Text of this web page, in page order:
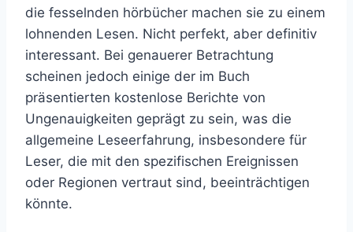
die fesselnden hörbücher machen sie zu einem
lohnenden Lesen. Nicht perfekt, aber definitiv
interessant. Bei genauerer Betrachtung
scheinen jedoch einige der im Buch
präsentierten kostenlose Berichte von
Ungenauigkeiten geprägt zu sein, was die
allgemeine Leseerfahrung, insbesondere für
Leser, die mit den spezifischen Ereignissen
oder Regionen vertraut sind, beeinträchtigen
könnte.